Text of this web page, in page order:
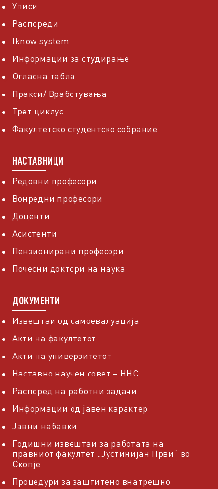
Уписи
Распореди
Iknow system
Информации за студирање
Огласна табла
Пракси/ Вработувања
Трет циклус
Факултетско студентско собрание
НАСТАВНИЦИ
Редовни професори
Вонредни професори
Доценти
Асистенти
Пензионирани професори
Почесни доктори на наука
ДОКУМЕНТИ
Извештаи од самоевалуација
Акти на факултетот
Акти на универзитетот
Наставно научен совет – ННС
Распоред на работни задачи
Информации од јавен карактер
Јавни набавки
Годишни извештаи за работата на
правниот факултет „Јустинијан Први“ во
Скопје
Процедури за заштитено внатрешно